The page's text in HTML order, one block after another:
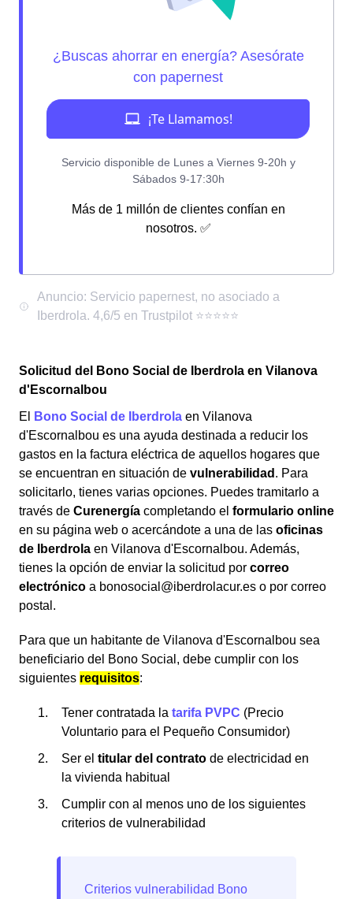
Más de 1 millón de clientes confían en
nosotros. ✅
Solicitud del Bono Social de Iberdrola en Vilanova
d'Escornalbou
El
Bono Social de Iberdrola en Vilanova
d'Escornalbou es una ayuda destinada a reducir los
gastos en la factura eléctrica de aquellos hogares que
se encuentran en situación de vulnerabilidad . Para
solicitarlo, tienes varias opciones. Puedes tramitarlo a
través de Curenergía completando el formulario online
en su página web o acercándote a una de las oficinas
de Iberdrola en Vilanova d'Escornalbou. Además,
tienes la opción de enviar la solicitud por correo
electrónico a bonosocial@iberdrolacur.es o por correo
postal.
Para que un habitante de Vilanova d'Escornalbou sea
beneficiario del Bono Social, debe cumplir con los
siguientes requisitos:
Tener contratada la tarifa PVPC (Precio
Voluntario para el Pequeño Consumidor)
Ser el titular del contrato de electricidad en
la vivienda habitual
Cumplir con al menos uno de los siguientes
criterios de vulnerabilidad